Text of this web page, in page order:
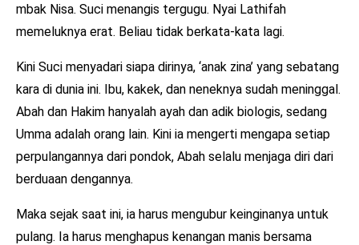
mbak Nisa. Suci menangis tergugu. Nyai Lathifah
memeluknya erat. Beliau tidak berkata-kata lagi.
Kini Suci menyadari siapa dirinya, ‘anak zina’ yang sebatang
kara di dunia ini. Ibu, kakek, dan neneknya sudah meninggal.
Abah dan Hakim hanyalah ayah dan adik biologis, sedang
Umma adalah orang lain. Kini ia mengerti mengapa setiap
perpulangannya dari pondok, Abah selalu menjaga diri dari
berduaan dengannya.
Maka sejak saat ini, ia harus mengubur keinginanya untuk
pulang. Ia harus menghapus kenangan manis bersama